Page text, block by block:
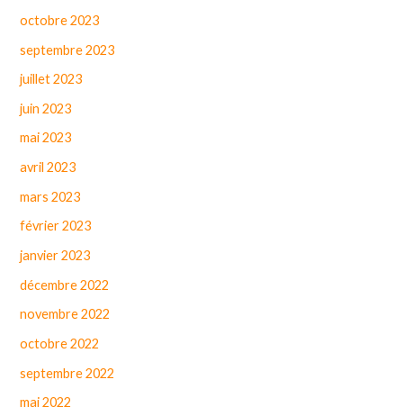
octobre 2023
septembre 2023
juillet 2023
juin 2023
mai 2023
avril 2023
mars 2023
février 2023
janvier 2023
décembre 2022
novembre 2022
octobre 2022
septembre 2022
mai 2022